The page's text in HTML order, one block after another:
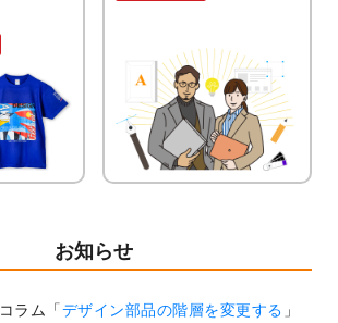
お知らせ
コラム「デザイン部品の階層を変更する 」